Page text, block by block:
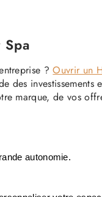
?Ouvrir un
des
marque, de vos
autonomie.